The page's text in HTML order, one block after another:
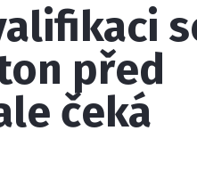
F1NEWS.cz je INCORP
před
čeká